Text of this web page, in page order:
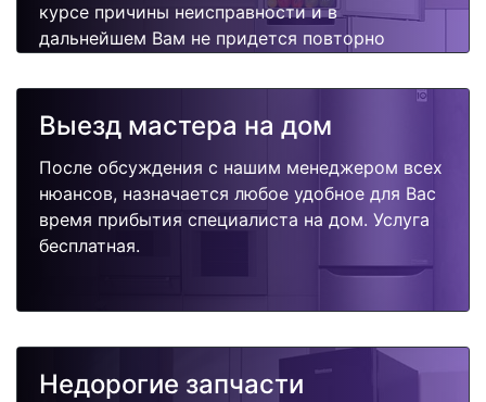
курсе причины неисправности и в
дальнейшем Вам не придется повторно
поломок.
Выезд мастера на дом
После обсуждения с нашим менеджером всех
нюансов, назначается любое удобное для Вас
время прибытия специалиста на дом. Услуга
бесплатная.
Недорогие запчасти